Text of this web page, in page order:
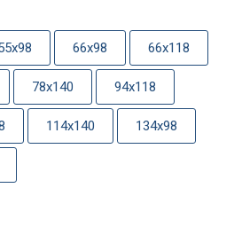
66x98 66x118
78x140 94x118
114x140 134x98